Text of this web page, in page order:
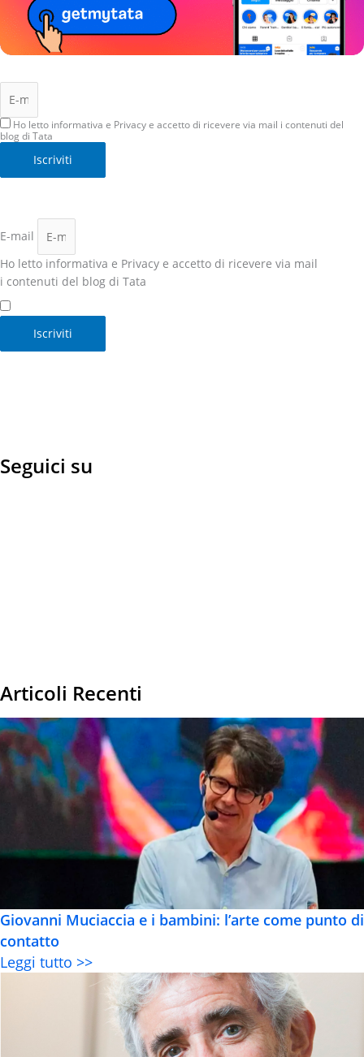
Ho letto informativa e Privacy e accetto di ricevere via mail i contenuti del
blog di Tata
Iscriviti
E-mail
Ho letto informativa e Privacy e accetto di ricevere via mail
i contenuti del blog di Tata
Iscriviti
Seguici su
Articoli Recenti
Giovanni Muciaccia e i bambini: l’arte come punto di
contatto
Leggi tutto >>